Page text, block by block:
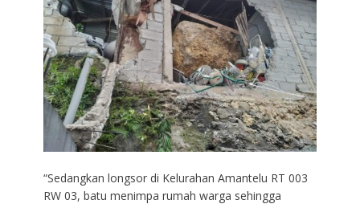
“Sedangkan longsor di Kelurahan Amantelu RT 003
RW 03, batu menimpa rumah warga sehingga